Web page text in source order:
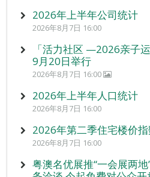
2026年上半年公司统计
2026年8月7日 16:00
「活力社区 —2026亲子
9月20日举行
2026年8月7日 16:00
2026年上半年人口统计
2026年8月7日 16:00
2026年第二季住宅楼价
2026年8月7日 16:00
粤澳名优展推“一会展两